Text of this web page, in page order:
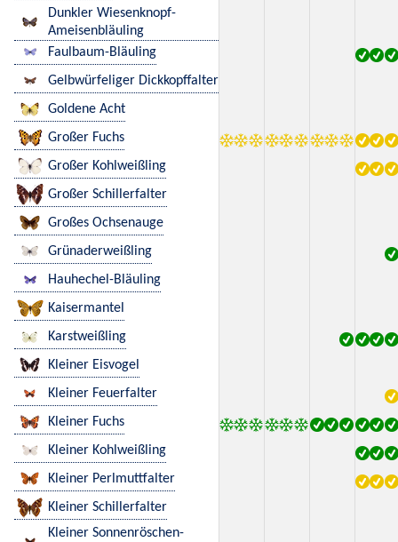
Dunkler Wiesenknopf-
Ameisenbläuling
Faulbaum-Bläuling
Gelbwürfeliger Dickkopffalter
Goldene Acht
Großer Fuchs
Großer Kohlweißling
Großer Schillerfalter
Großes Ochsenauge
Grünaderweißling
Hauhechel-Bläuling
Kaisermantel
Karstweißling
Kleiner Eisvogel
Kleiner Feuerfalter
Kleiner Fuchs
Kleiner Kohlweißling
Kleiner Perlmuttfalter
Kleiner Schillerfalter
Kleiner Sonnenröschen-